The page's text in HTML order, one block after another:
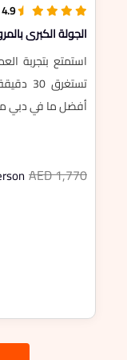
4.9
الجولة الكبرى بالمروحية 30
أفضل ما في دبي مع
AED 1,770